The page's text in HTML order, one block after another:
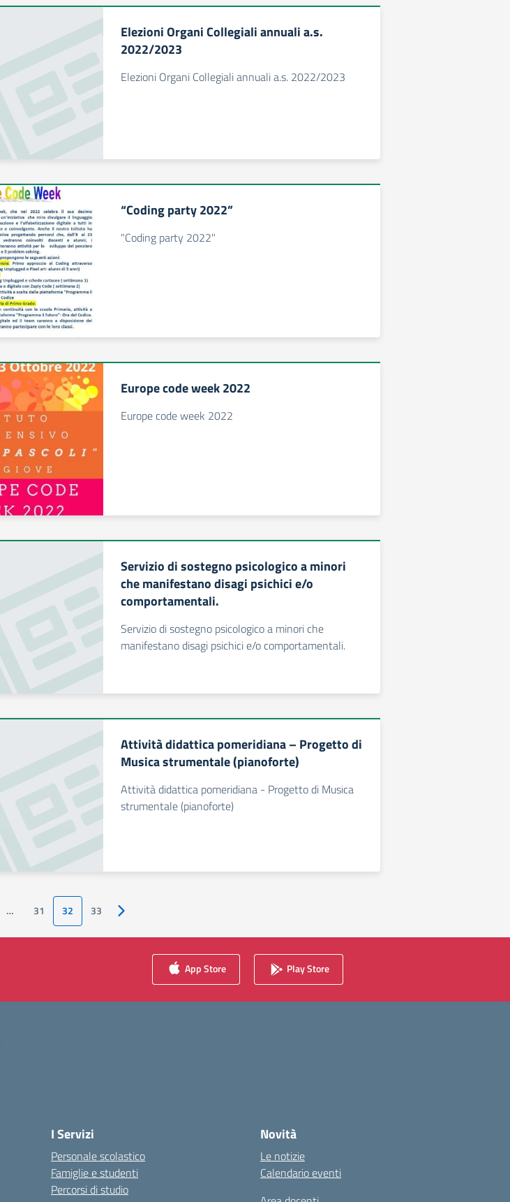
Elezioni Organi Collegiali annuali a.s.
2022/2023
Elezioni Organi Collegiali annuali a.s. 2022/2023
“Coding party 2022”
"Coding party 2022"
Europe code week 2022
Europe code week 2022
Servizio di sostegno psicologico a minori
che manifestano disagi psichici e/o
comportamentali.
Servizio di sostegno psicologico a minori che
manifestano disagi psichici e/o comportamentali.
Attività didattica pomeridiana – Progetto di
Musica strumentale (pianoforte)
Attività didattica pomeridiana - Progetto di Musica
strumentale (pianoforte)
… 31 32 33 Pagina successiva
App Store Play Store
I Servizi
Personale scolastico
Famiglie e studenti
Percorsi di studio
Novità
Le notizie
Calendario eventi